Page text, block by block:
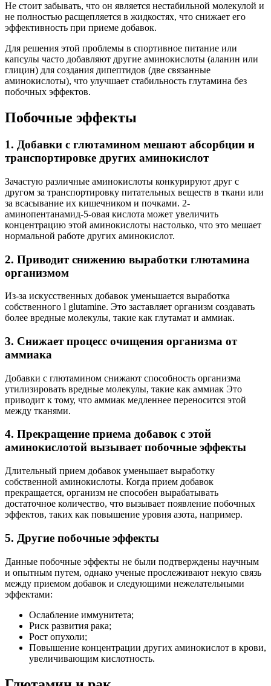
Не стоит забывать, что он является нестабильной молекулой и
не полностью расщепляется в жидкостях, что снижает его
эффективность при приеме добавок.
Для решения этой проблемы в спортивное питание или
капсулы часто добавляют другие аминокислоты (аланин или
глицин) для создания дипептидов (две связанные
аминокислоты), что улучшает стабильность глутамина без
побочных эффектов.
Побочные эффекты
1. Добавки с глютамином мешают абсорбции и
транспортировке других аминокислот
Зачастую различные аминокислоты конкурируют друг с
другом за транспортировку питательных веществ в ткани или
за всасывание их кишечником и почками. 2-
аминопентанамид-5-овая кислота может увеличить
концентрацию этой аминокислоты настолько, что это мешает
нормальной работе других аминокислот.
2. Приводит снижению выработки глютамина
организмом
Из-за искусственных добавок уменьшается выработка
собственного l glutamine. Это заставляет организм создавать
более вредные молекулы, такие как глутамат и аммиак.
3. Снижает процесс очищения организма от
аммиака
Добавки с глютамином снижают способность организма
утилизировать вредные молекулы, такие как аммиак Это
приводит к тому, что аммиак медленнее переносится этой
между тканями.
4. Прекращение приема добавок с этой
аминокислотой вызывает побочные эффекты
Длительный прием добавок уменьшает выработку
собственной аминокислоты. Когда прием добавок
прекращается, организм не способен вырабатывать
достаточное количество, что вызывает появление побочных
эффектов, таких как повышение уровня азота, например.
5. Другие побочные эффекты
Данные побочные эффекты не были подтверждены научным
и опытным путем, однако ученые прослеживают некую связь
между приемом добавок и следующими нежелательными
эффектами:
Ослабление иммунитета;
Риск развития рака;
Рост опухоли;
Повышение концентрации других аминокислот в крови,
увеличивающим кислотность.